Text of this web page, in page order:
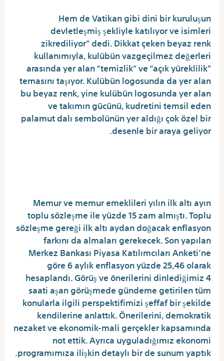
Hem de Vatikan gibi dini bir kuruluşun
devletleşmiş şekliyle katılıyor ve isimleri
zikrediliyor” dedi. Dikkat çeken beyaz renk
kullanımıyla, kulübün vazgeçilmez değerleri
arasında yer alan “temizlik” ve “açık yüreklilik”
temasını taşıyor. Kulübün logosunda da yer alan
bu beyaz renk, yine kulübün logosunda yer alan
ve takımın gücünü, kudretini temsil eden
palamut dalı sembolünün yer aldığı çok özel bir
desenle bir araya geliyor.
Memur ve memur emeklileri yılın ilk altı ayın
toplu sözleşme ile yüzde 15 zam almıştı. Toplu
sözleşme gereği ilk altı aydan doğacak enflasyon
farkını da almaları gerekecek. Son yapılan
Merkez Bankası Piyasa Katılımcıları Anketi’ne
göre 6 aylık enflasyon yüzde 25,46 olarak
hesaplandı. Görüş ve önerilerini dinlediğimiz 4
saati aşan görüşmede gündeme getirilen tüm
konularla ilgili perspektifimizi şeffaf bir şekilde
kendilerine anlattık. Önerilerini, demokratik
nezaket ve ekonomik-mali gerçekler kapsamında
not ettik. Ayrıca uyguladığımız ekonomi
programımıza ilişkin detaylı bir de sunum yaptık.